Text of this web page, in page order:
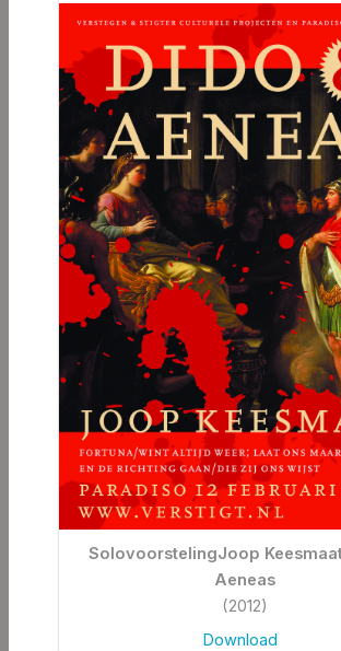
SolovoorstelingJoop
Aeneas
(2012)
Download